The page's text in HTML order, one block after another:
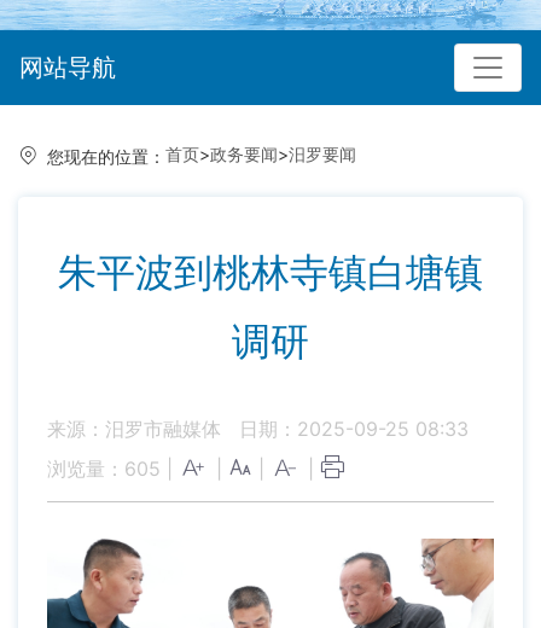
网站导航
您现在的位置： 首页>政务要闻>汨罗要闻
朱平波到桃林寺镇白塘镇
调研
来源：汨罗市融媒体
日期：2025-09-25 08:33
浏览量： 605